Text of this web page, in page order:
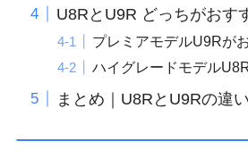
U8RとU9R どっちがおす
プレミアモデルU9Rが
ハイグレードモデル
まとめ｜U8RとU9Rの違